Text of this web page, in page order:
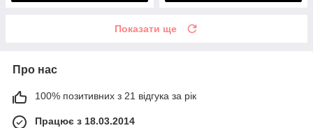
Показати ще
Про нас
100% позитивних з 21 відгука за рік
Працює з 18.03.2014